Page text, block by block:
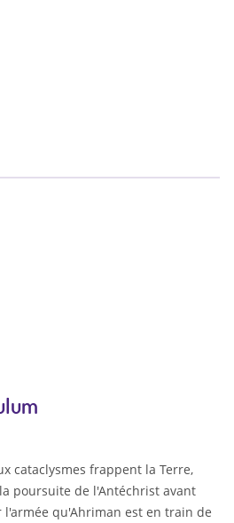
cataclysmes frappent la Terre,
poursuite de l'Antéchrist avant
qu'Ahriman est en train de